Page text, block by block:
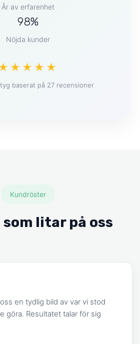
År av erfarenhet
98%
Nöjda kunder
baserat på 27 recensioner
Kundröster
litar på oss
en tydlig bild av var vi stod
göra. Resultatet talar för sig